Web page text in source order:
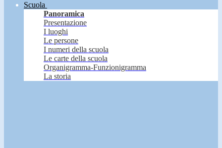
Scuola
Panoramica
Presentazione
I luoghi
Le persone
I numeri della scuola
Le carte della scuola
Organigramma-Funzionigramma
La storia